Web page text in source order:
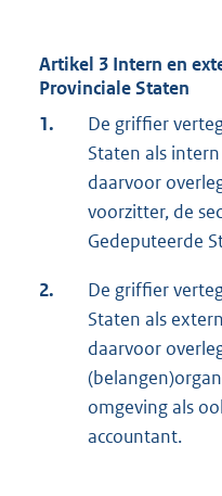
Artikel 3 Intern en
Provinciale Staten
1.
De griffier
Staten als
daarvoor
voorzitter, de
Gedeputeerde
2.
De griffier
Staten als
daarvoor
omgeving als
accountant.